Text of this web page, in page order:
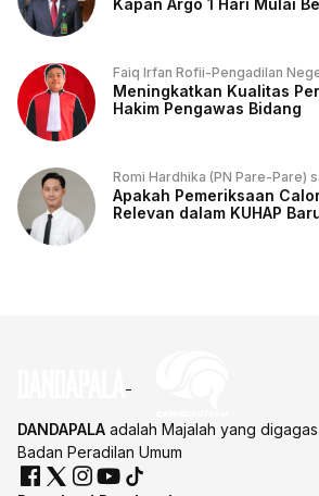
Faiq Irfan Rofii-Pengadilan
Meningkatkan Kualitas
Hakim Pengawas Bidang
Romi Hardhika (PN Pare-Pare)
Apakah Pemeriksaan
Relevan dalam KUHAP
DANDAPALA adalah Majalah yang
Badan Peradilan Umum